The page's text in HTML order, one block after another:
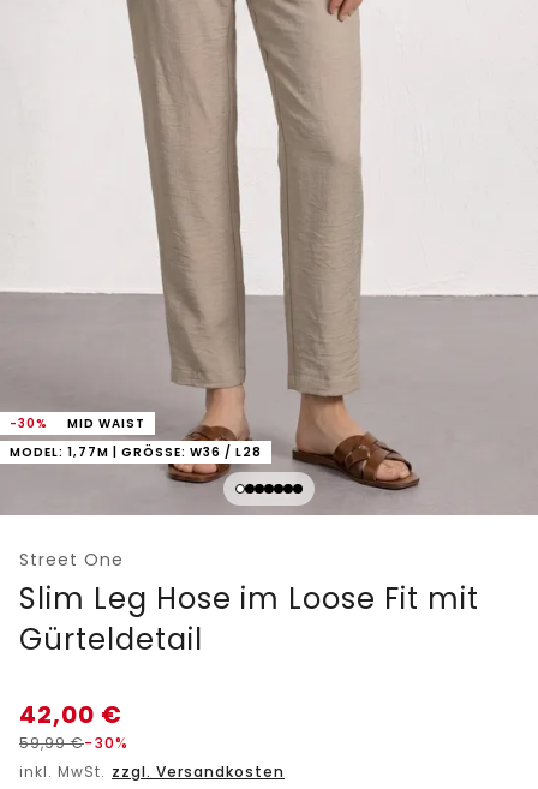
-30%
MID WAIST
MODEL: 1,77M | GRÖSSE: W36 / L28
Street One
Slim Leg Hose im Loose Fit mit
Gürteldetail
42,00 €
59,99€-30%
inkl. MwSt. zzgl. Versandkosten